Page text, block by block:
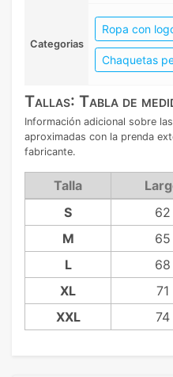
Categorias
Ropa con
Chaquetas
Tallas: Tabla de
Información adicional sobre
aproximadas con la prenda
fabricante.
Talla
S
62
M
65
L
68
XL
71
XXL
74